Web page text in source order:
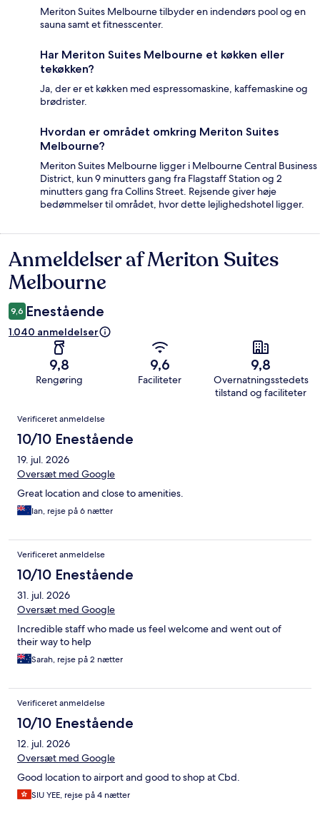
Meriton Suites Melbourne tilbyder en indendørs pool og en
sauna samt et fitnesscenter.
Har Meriton Suites Melbourne et køkken eller
tekøkken?
Ja, der er et køkken med espressomaskine, kaffemaskine og
brødrister.
Hvordan er området omkring Meriton Suites
Melbourne?
Meriton Suites Melbourne ligger i Melbourne Central Business
District, kun 9 minutters gang fra Flagstaff Station og 2
minutters gang fra Collins Street. Rejsende giver høje
bedømmelser til området, hvor dette lejlighedshotel ligger.
Anmeldelser
Anmeldelser af Meriton Suites
Melbourne
9,6 Enestående
1.040 anmeldelser
9,8
Rengøring
9,6
Faciliteter
9,8
Overnatningsstedets
tilstand og faciliteter
Anmeldelser
Verificeret anmeldelse
10/10 Enestående
19. jul. 2026
Oversæt med Google
Great location and close to amenities.
Ian, rejse på 6 nætter
Verificeret anmeldelse
10/10 Enestående
31. jul. 2026
Oversæt med Google
Incredible staff who made us feel welcome and went out of
their way to help
Sarah, rejse på 2 nætter
Verificeret anmeldelse
10/10 Enestående
12. jul. 2026
Oversæt med Google
Good location to airport and good to shop at Cbd.
SIU YEE, rejse på 4 nætter